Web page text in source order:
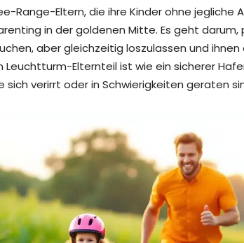
Range-Eltern, die ihre Kinder ohne jegliche
in der goldenen Mitte. Es geht
aber gleichzeitig loszulassen und
Leuchtturm-Elternteil ist wie ein sicherer
sich verirrt oder in Schwierigkeiten geraten